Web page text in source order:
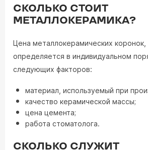
СКОЛЬКО СТОИТ
МЕТАЛЛОКЕРАМИКА?
Цена металлокерамических коронок,
определяется в индивидуальном
следующих факторов:
материал, используемый при
качество керамической массы;
цена цемента;
работа стоматолога.
СКОЛЬКО СЛУЖИТ